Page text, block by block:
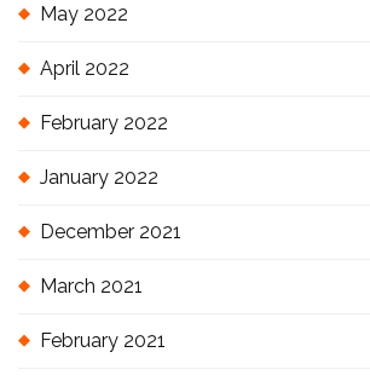
May 2022
April 2022
February 2022
January 2022
December 2021
March 2021
February 2021